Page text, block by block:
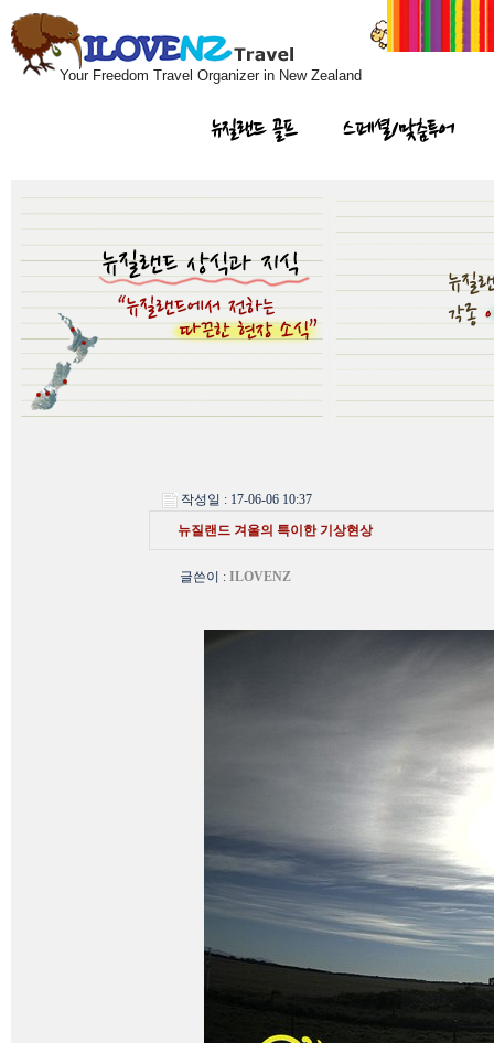
Your Freedom Travel Organizer in New Zealand
뉴질랜드 골프 스페셜/맞춤투어
작성일 : 17-06-06 10:37
뉴질랜드 겨울의 특이한 기상현상
글쓴이 : ILOVENZ